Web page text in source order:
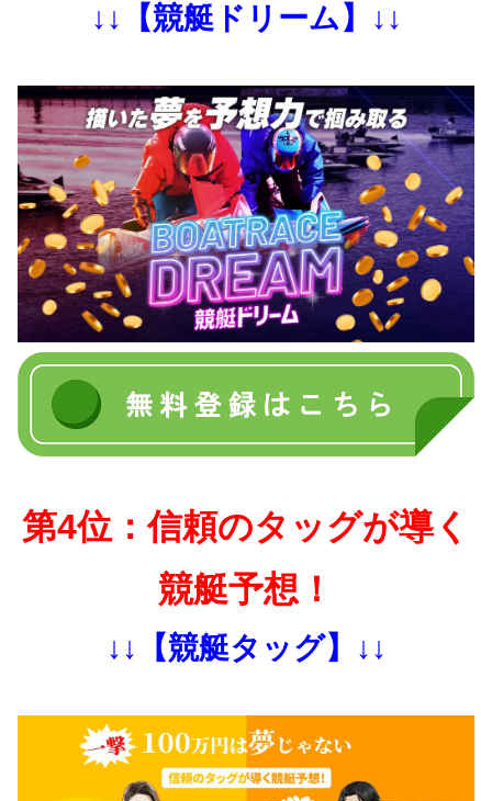
↓↓【競艇ドリーム】↓↓
第4位：信頼のタッグが導く
競艇予想！
↓↓【競艇タッグ】↓↓